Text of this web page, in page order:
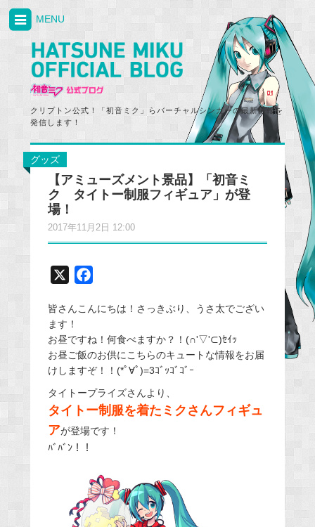
クリプトン公式！「初音ミク」らバーチャルシンガーの最新情報を
発信します！
MENU
グッズ
【アミューズメント景品】「初音ミ
ク タイトー制服フィギュア」が登
場！
2017年11月2日 12:00
c
b
o
皆さんこんにちは！さっきぶり、うさ太でござい
ます！
お昼ですね！何食べますか？！(∩'▽'⊂)ｾｲｯ
お昼ご飯のお供にこちらのキュートな情報をお届
けしますぞ！！(*ﾟ∀ﾟ)=3ｺﾞｯｺﾞｺﾞｰ
タイトープライズさんより、
タイトー制服を着たミクさんフィギュ
アが登場です！
ﾊﾞﾊﾞﾝ！！